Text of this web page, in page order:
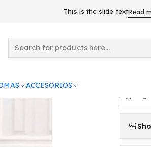
ACCESORIOS
This is the slide textRead
VESTIDOS VERANO Vestido
Quantity